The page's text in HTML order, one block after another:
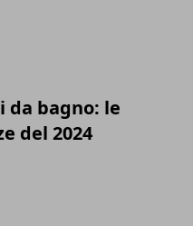
da bagno: le
del 2024